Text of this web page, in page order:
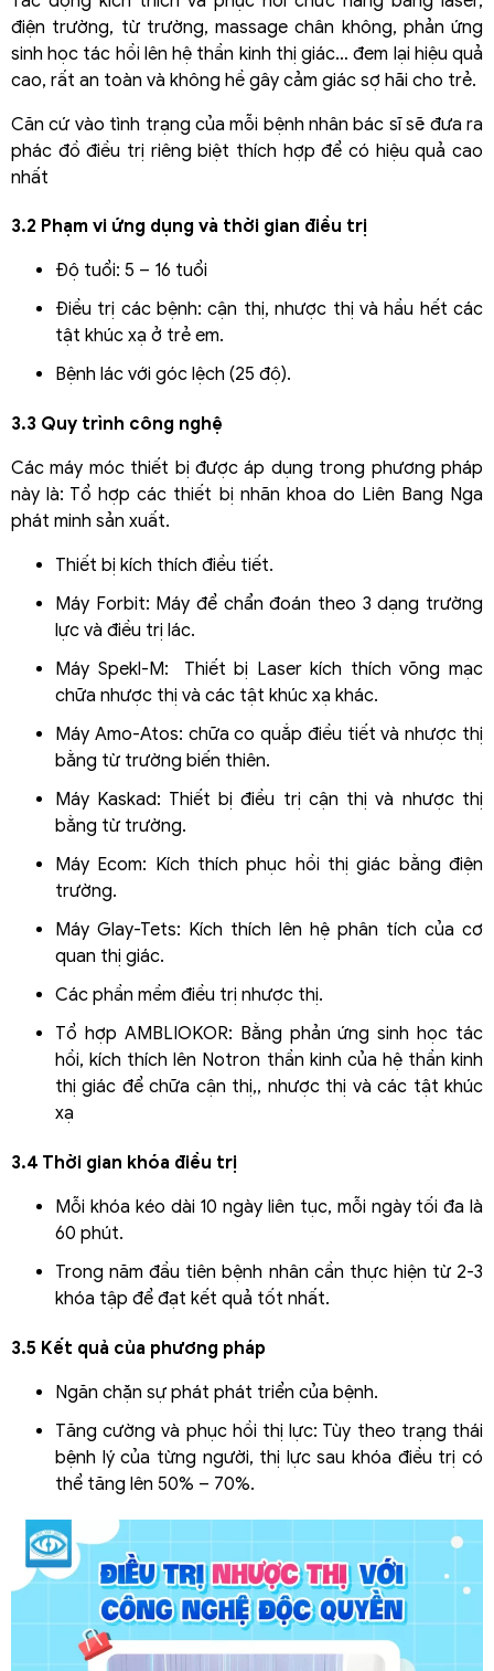
điện trường, từ trường, massage chân không, phản ứng
sinh học tác hồi lên hệ thần kinh thị giác… đem lại hiệu quả
cao, rất an toàn và không hề gây cảm giác sợ hãi cho trẻ.
Căn cứ vào tình trạng của mỗi bệnh nhân bác sĩ sẽ đưa ra
phác đồ điều trị riêng biệt thích hợp để có hiệu quả cao
nhất
3.2 Phạm vi ứng dụng và thời gian điều trị
Độ tuổi: 5 – 16 tuổi
Điều trị các bệnh: cận thị, nhược thị và hầu hết các
tật khúc xạ ở trẻ em.
Bệnh lác với góc lệch (25 độ).
3.3 Quy trình công nghệ
Các máy móc thiết bị được áp dụng trong phương pháp
này là: Tổ hợp các thiết bị nhãn khoa do Liên Bang Nga
phát minh sản xuất.
Thiết bị kích thích điều tiết.
Máy Forbit: Máy để chẩn đoán theo 3 dạng trường
lực và điều trị lác.
Máy Spekl-M: Thiết bị Laser kích thích võng mạc
chữa nhược thị và các tật khúc xạ khác.
Máy Amo-Atos: chữa co quắp điều tiết và nhược thị
bằng từ trường biến thiên.
Máy Kaskad: Thiết bị điều trị cận thị và nhược thị
bằng từ trường.
Máy Ecom: Kích thích phục hồi thị giác bằng điện
trường.
Máy Glay-Tets: Kích thích lên hệ phân tích của cơ
quan thị giác.
Các phần mềm điều trị nhược thị.
Tổ hợp AMBLIOKOR: Bằng phản ứng sinh học tác
hồi, kích thích lên Notron thần kinh của hệ thần kinh
thị giác để chữa cận thị,, nhược thị và các tật khúc
xạ
3.4 Thời gian khóa điều trị
Mỗi khóa kéo dài 10 ngày liên tục, mỗi ngày tối đa là
60 phút.
Trong năm đầu tiên bệnh nhân cần thực hiện từ 2-3
khóa tập để đạt kết quả tốt nhất.
3.5 Kết quả của phương pháp
Ngăn chặn sự phát phát triển của bệnh.
Tăng cường và phục hồi thị lực: Tùy theo trạng thái
bệnh lý của từng người, thị lực sau khóa điều trị có
thể tăng lên 50% – 70%.